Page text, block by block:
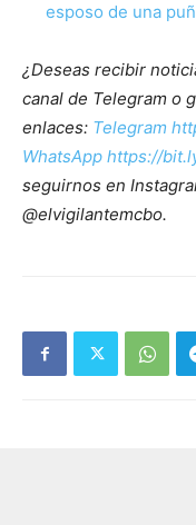
esposo de una
¿Deseas recibir
canal de Telegram o
enlaces: Telegram
WhatsApp https://
seguirnos en
@elvigilantemcbo.